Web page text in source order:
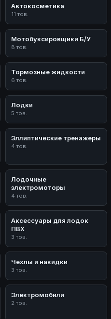
Автокосметика
11 тов.
Мотобуксировщики Б/У
8 тов.
Тормозные жидкости
6 тов.
Лодки
5 тов.
Эллиптические тренажеры
4 тов.
Лодочные
электромоторы
4 тов.
Аксессуары для лодок
ПВХ
3 тов.
Чехлы и накидки
3 тов.
Электромобили
2 тов.